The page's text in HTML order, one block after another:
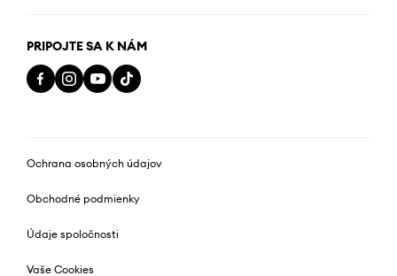
PRIPOJTE SA K NÁM
Ochrana osobných údajov
Obchodné podmienky
Údaje spoločnosti
Vaše Cookies